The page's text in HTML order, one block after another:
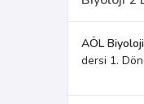
AÖL
dersi 1.